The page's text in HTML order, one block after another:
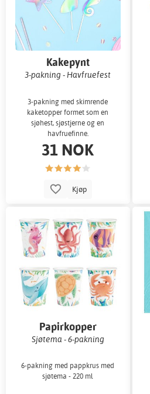
Kakepynt
3-pakning - Havfruefest
3-pakning med skimrende
kaketopper formet som en
sjøhest, sjøstjerne og en
havfruefinne.
31 NOK
Kjøp
Papirkopper
Sjøtema - 6-pakning
6-pakning med pappkrus med
sjøtema - 220 ml